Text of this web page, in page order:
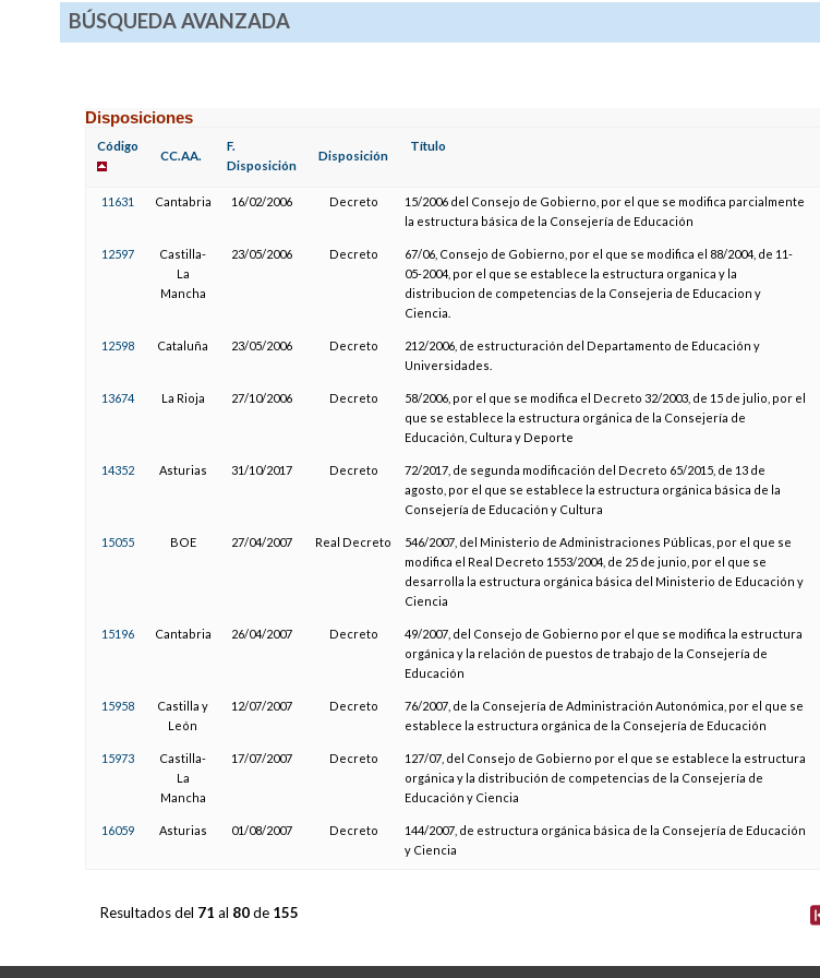
BÚSQUEDA AVANZADA
Disposiciones
Código
CC.AA.
F.
Disposición
Disposición
Título
11631 Cantabria 16/02/2006 Decreto
15/2006 del Consejo de Gobierno, por el que se modifica parcialmente
la estructura básica de la Consejería de Educación
12597
Castilla-
La
Mancha
23/05/2006 Decreto
67/06, Consejo de Gobierno, por el que se modifica el 88/2004, de 11-
05-2004, por el que se establece la estructura organica y la
distribucion de competencias de la Consejeria de Educacion y
Ciencia.
12598 Cataluña 23/05/2006 Decreto
212/2006, de estructuración del Departamento de Educación y
Universidades.
13674 La Rioja 27/10/2006 Decreto
58/2006, por el que se modifica el Decreto 32/2003, de 15 de julio, por el
que se establece la estructura orgánica de la Consejería de
Educación, Cultura y Deporte
14352 Asturias 31/10/2017 Decreto
72/2017, de segunda modificación del Decreto 65/2015, de 13 de
agosto, por el que se establece la estructura orgánica básica de la
Consejería de Educación y Cultura
15055 BOE 27/04/2007 Real Decreto
546/2007, del Ministerio de Administraciones Públicas, por el que se
modifica el Real Decreto 1553/2004, de 25 de junio, por el que se
desarrolla la estructura orgánica básica del Ministerio de Educación y
Ciencia
15196 Cantabria 26/04/2007 Decreto
49/2007, del Consejo de Gobierno por el que se modifica la estructura
orgánica y la relación de puestos de trabajo de la Consejería de
Educación
15958
Castilla y
León
12/07/2007 Decreto
76/2007, de la Consejería de Administración Autonómica, por el que se
establece la estructura orgánica de la Consejería de Educación
15973
Castilla-
La
Mancha
17/07/2007 Decreto
127/07, del Consejo de Gobierno por el que se establece la estructura
orgánica y la distribución de competencias de la Consejería de
Educación y Ciencia
16059 Asturias 01/08/2007 Decreto
144/2007, de estructura orgánica básica de la Consejería de Educación
y Ciencia
Resultados del 71 al 80de 155